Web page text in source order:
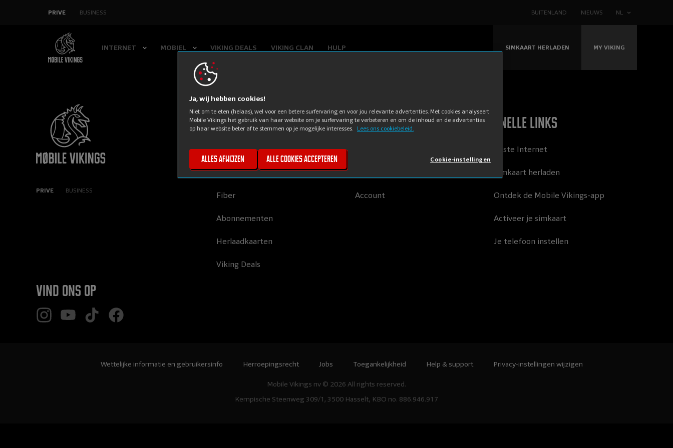
PRIVE BUSINESS BUITENLAND NIEUWS NL
INTERNET MOBIEL VIKING DEALS VIKING CLAN HULP SIMKAART HERLADEN MY VIKING
PRIVE BUSINESS
Mobile Vikings
Combo
Internet
Fiber
Abonnementen
Herlaadkaarten
Viking Deals
My Viking
Account
Snelle links
Beste Internet
Simkaart herladen
Ontdek de Mobile Vikings-app
Activeer je simkaart
Je telefoon instellen
Vind ons op
Wettelijke informatie en gebruikersinfo Herroepingsrecht Jobs Toegankelijkheid Help & support Privacy-instellingen wijzigen
Mobile Vikings nv © 2026 All rights reserved.
Kempische Steenweg 309/1, 3500 Hasselt, KBO no. 886.946.917
Ja, wij hebben cookies!
Niet om te eten (helaas), wel voor een betere surfervaring en voor jou relevante advertenties. Met cookies analyseert
Mobile Vikings het gebruik van haar website om je surfervaring te verbeteren en om de inhoud en de advertenties
op haar website beter af te stemmen op je mogelijke interesses.
Lees ons cookiebeleid.
Cookie-instellingen
Alles afwijzen Alle cookies accepteren